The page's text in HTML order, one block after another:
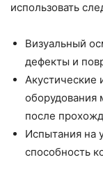
использовать
Визуальный
дефекты и
Акустические
оборудования
после
Испытания на
способность